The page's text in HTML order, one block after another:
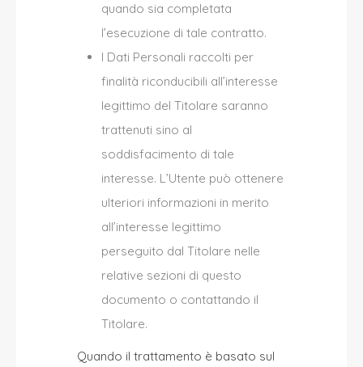
quando sia completata
l’esecuzione di tale contratto.
I Dati Personali raccolti per
finalità riconducibili all’interesse
legittimo del Titolare saranno
trattenuti sino al
soddisfacimento di tale
interesse. L’Utente può ottenere
ulteriori informazioni in merito
all’interesse legittimo
perseguito dal Titolare nelle
relative sezioni di questo
documento o contattando il
Titolare.
Quando il trattamento è basato sul